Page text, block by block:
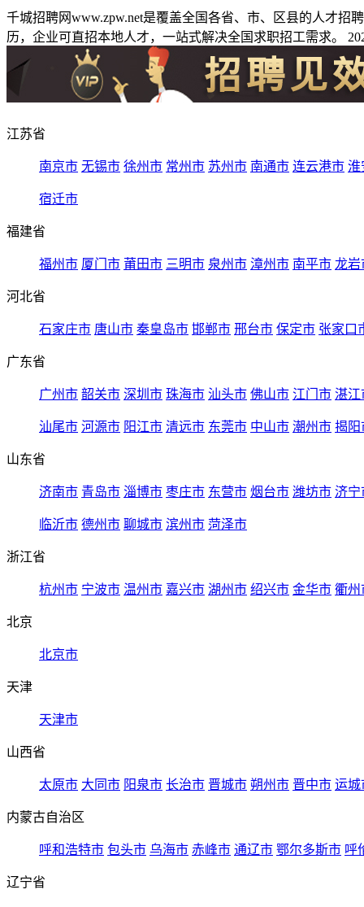
千城招聘网www.zpw.net是覆盖全国各省、市、区县的人才
历，企业可直招本地人才，一站式解决全国求职招工需求。
江苏省
南京市 无锡市 徐州市 常州市 苏州市 南通市 连云港市 淮
宿迁市
福建省
福州市 厦门市 莆田市 三明市 泉州市 漳州市 南平市 龙岩
河北省
石家庄市 唐山市 秦皇岛市 邯郸市 邢台市 保定市 张家口
广东省
广州市 韶关市 深圳市 珠海市 汕头市 佛山市 江门市 湛江
汕尾市 河源市 阳江市 清远市 东莞市 中山市 潮州市 揭阳
山东省
济南市 青岛市 淄博市 枣庄市 东营市 烟台市 潍坊市 济宁
临沂市 德州市 聊城市 滨州市 菏泽市
浙江省
杭州市 宁波市 温州市 嘉兴市 湖州市 绍兴市 金华市 衢州
北京
北京市
天津
天津市
山西省
太原市 大同市 阳泉市 长治市 晋城市 朔州市 晋中市 运城
内蒙古自治区
呼和浩特市 包头市 乌海市 赤峰市 通辽市 鄂尔多斯市 呼
辽宁省